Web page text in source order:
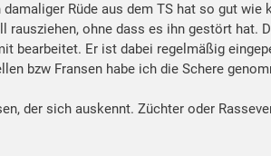
Rüde aus dem TS hat so gut wie
ohne dass es ihn gestört hat.
bearbeitet. Er ist dabei regelmäßig
bzw Fransen habe ich die Schere
der sich auskennt. Züchter oder